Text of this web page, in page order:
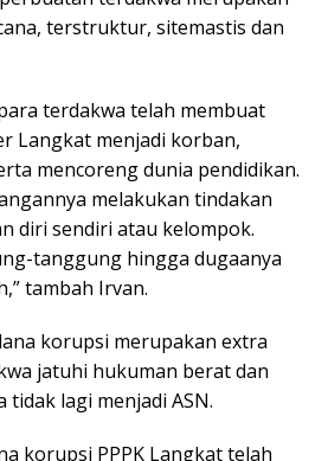
terstruktur, sitemastis dan
terdakwa telah membuat
Langkat menjadi korban,
mencoreng dunia pendidikan.
melakukan tindakan
diri sendiri atau kelompok.
tanggung hingga dugaanya
tambah Irvan.
korupsi merupakan extra
jatuhi hukuman berat dan
lagi menjadi ASN.
korupsi PPPK Langkat telah